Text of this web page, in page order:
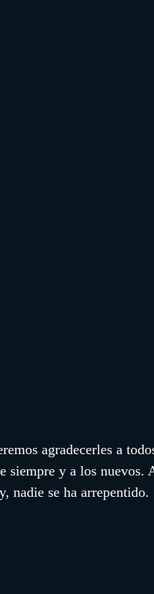
agradecerles a
siempre y a los
nadie se ha arrepentido.